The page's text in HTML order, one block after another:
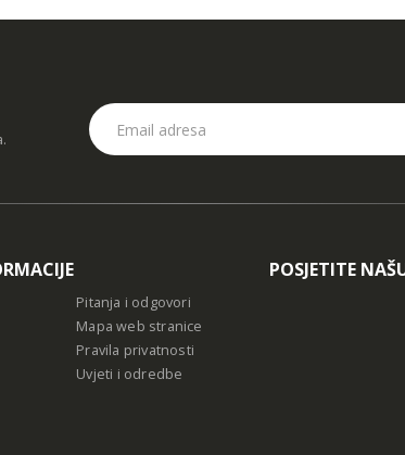
Pitanja i odgovori
Mapa web stranice
Pravila privatnosti
Uvjeti i odredbe
POSJETITE